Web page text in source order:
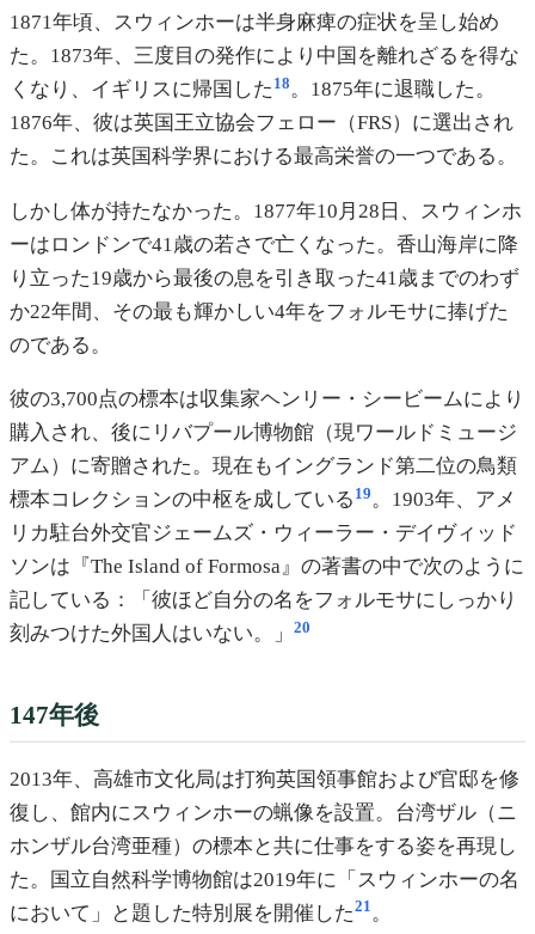
1871年頃、スウィンホーは半身麻痺の症状を呈し始め
た。1873年、三度目の発作により中国を離れざるを得な
くなり、イギリスに帰国した 18。1875年に退職した。
1876年、彼は英国王立協会フェロー（FRS）に選出され
た。これは英国科学界における最高栄誉の一つである。
しかし体が持たなかった。1877年10月28日、スウィンホ
ーはロンドンで41歳の若さで亡くなった。香山海岸に降
り立った19歳から最後の息を引き取った41歳までのわず
か22年間、その最も輝かしい4年をフォルモサに捧げた
のである。
彼の3,700点の標本は収集家ヘンリー・シービームにより
購入され、後にリバプール博物館（現ワールドミュージ
アム）に寄贈された。現在もイングランド第二位の鳥類
標本コレクションの中枢を成している 19。1903年、アメ
リカ駐台外交官ジェームズ・ウィーラー・デイヴィッド
ソンは『The Island of Formosa』の著書の中で次のように
記している：「彼ほど自分の名をフォルモサにしっかり
刻みつけた外国人はいない。」
20
147年後
2013年、高雄市文化局は打狗英国領事館および官邸を修
復し、館内にスウィンホーの蝋像を設置。台湾ザル（ニ
ホンザル台湾亜種）の標本と共に仕事をする姿を再現し
た。国立自然科学博物館は2019年に「スウィンホーの名
において」と題した特別展を開催した21 。